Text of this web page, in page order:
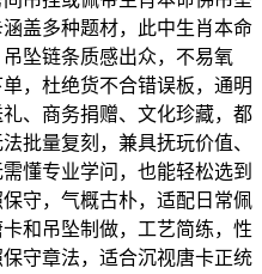
盖多种题材，此中生肖本命
坠链条质感出众，不易氧
，杜绝货不合错误板，通明
、商务捐赠、文化珍藏，都
批量复刻，兼具抚玩价值、
懂专业学问，也能轻松选到
守，气概古朴，适配日常佩
和吊坠制做，工艺简练，性
守章法，适合沉视唐卡正统